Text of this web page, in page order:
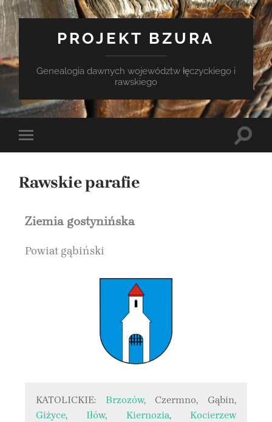
PROJEKT BZURA
Genealogia dawnych województw łęczyckiego i
rawskiego
Rawskie parafie
Ziemia gostynińska
Powiat gąbiński
KATOLICKIE: Brzozów, Czermno, Gąbin,
Giżyce, Iłów, Kiernozia,Kocierzew